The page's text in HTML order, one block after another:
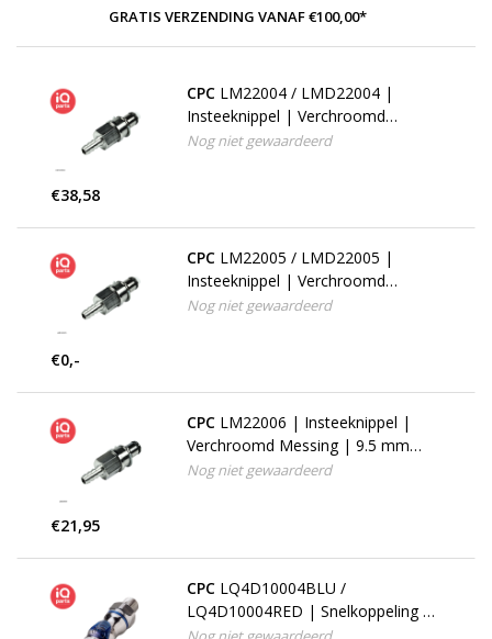
GRATIS VERZENDING VANAF €100,00*
CPC LM22004 / LMD22004 |
Insteeknippel | Verchroomd
Messing | 6.4 mm Slangpilaar |
Nog niet gewaardeerd
€38,58
CPC LM22005 / LMD22005 |
Insteeknippel | Verchroomd
Messing | 7.9 mm Slangpilaar |
Nog niet gewaardeerd
€0,-
CPC LM22006 | Insteeknippel |
Verchroomd Messing | 9.5 mm
Slangpilaar | Multi-Mount
Nog niet gewaardeerd
€21,95
CPC LQ4D10004BLU /
LQ4D10004RED | Snelkoppeling |
Verchroomd messing | 1/4" NPT